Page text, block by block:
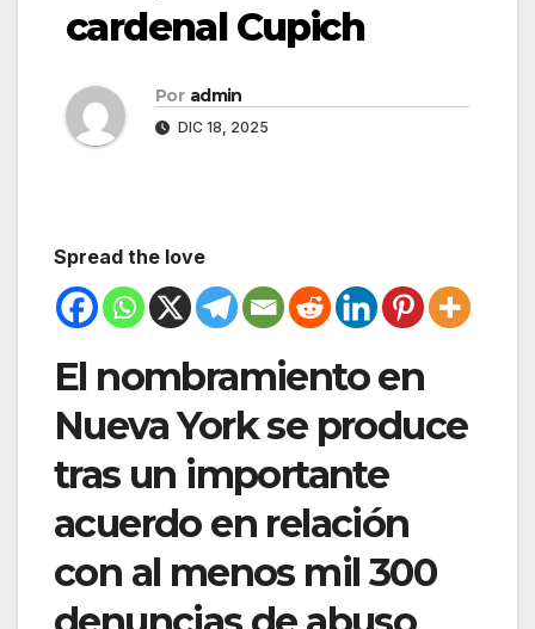
cardenal Cupich
Por admin
DIC 18, 2025
Spread the love
El nombramiento en
Nueva York se produce
tras un importante
acuerdo en relación
con al menos mil 300